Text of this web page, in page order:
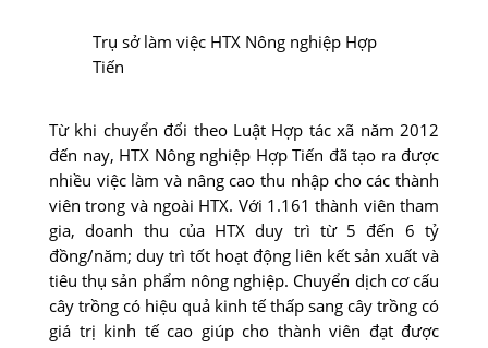
Trụ sở làm việc HTX Nông nghiệp Hợp
Tiến
Từ khi chuyển đổi theo Luật Hợp tác xã năm 2012
đến nay, HTX Nông nghiệp Hợp Tiến đã tạo ra được
nhiều việc làm và nâng cao thu nhập cho các thành
viên trong và ngoài HTX. Với 1.161 thành viên tham
gia, doanh thu của HTX duy trì từ 5 đến 6 tỷ
đồng/năm; duy trì tốt hoạt động liên kết sản xuất và
tiêu thụ sản phẩm nông nghiệp. Chuyển dịch cơ cấu
cây trồng có hiệu quả kinh tế thấp sang cây trồng có
giá trị kinh tế cao giúp cho thành viên đạt được